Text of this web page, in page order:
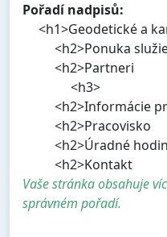
Pořadí nadpisů:
<h1>Geodetické a
<h2>Ponuka
<h2>Partneri
<h3>
<h2>Informácie
<h2>Pracovisko
<h2>Úradné
<h2>Kontakt
Vaše stránka obsahuje
správném pořadí.